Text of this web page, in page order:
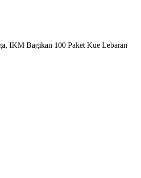
IKM Bagikan 100 Paket Kue Lebaran